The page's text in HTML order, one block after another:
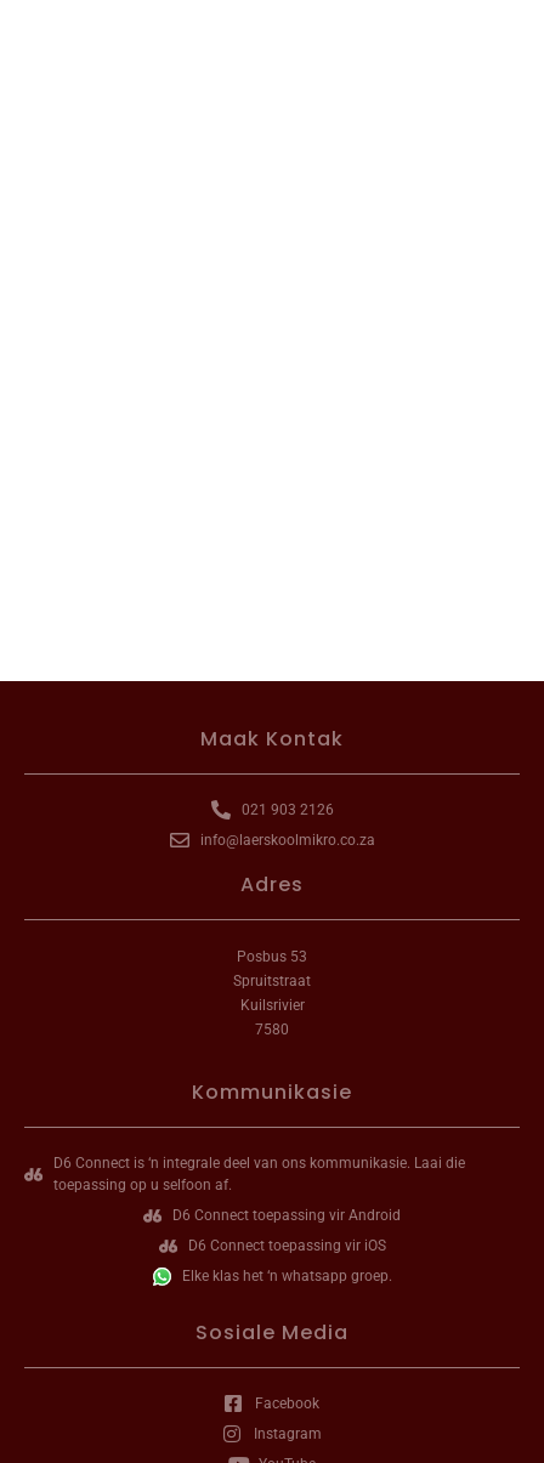
Maak Kontak
021 903 2126
info@laerskoolmikro.co.za
Adres
Posbus 53
Spruitstraat
Kuilsrivier
7580
Kommunikasie
D6 Connect is ‘n integrale deel van ons kommunikasie. Laai die
toepassing op u selfoon af.
D6 Connect toepassing vir Android
D6 Connect toepassing vir iOS
Elke klas het ‘n whatsapp groep.
Sosiale Media
Facebook
Instagram